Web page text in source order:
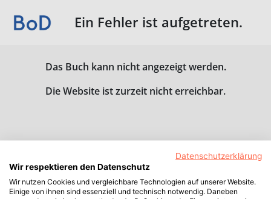
Ein Fehler ist aufgetreten.
Das Buch kann nicht angezeigt werden.
Die Website ist zurzeit nicht erreichbar.
Datenschutzerklärung
Wir respektieren den Datenschutz
Wir nutzen Cookies und vergleichbare Technologien auf unserer Website.
Einige von ihnen sind essenziell und technisch notwendig. Daneben